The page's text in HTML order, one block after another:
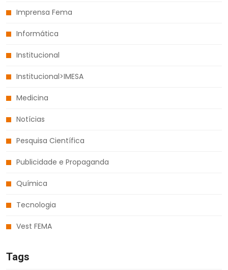
Imprensa Fema
Informática
Institucional
Institucional>IMESA
Medicina
Notícias
Pesquisa Científica
Publicidade e Propaganda
Química
Tecnologia
Vest FEMA
Tags